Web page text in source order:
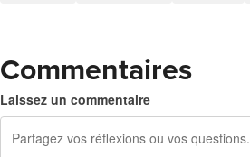
Commentaires
Laissez un commentaire